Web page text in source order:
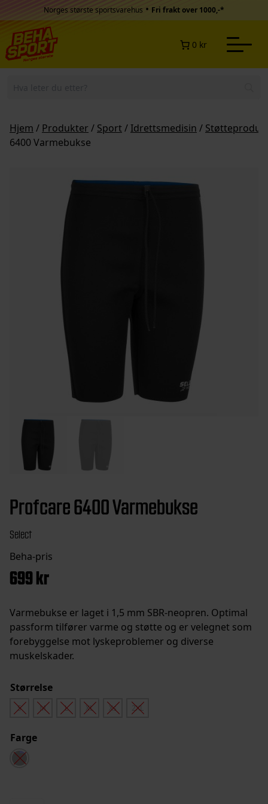
Hopp til innholdNorges største sportsvarehus • Fri frakt over 1000,-*
0 kr
Hjem / Produkter / Sport / Idrettsmedisin /
6400 Varmebukse
Profcare 6400 Varmebukse
Select
699kr
Varmebukse er laget i 1,5 mm SBR-neopren. Optimal
passform tilfører varme og støtte og er velegnet som
forebyggelse mot lyskeproblemer og diverse
muskelskader.
Størrelse
S M L XL Xs 2XL
Farge